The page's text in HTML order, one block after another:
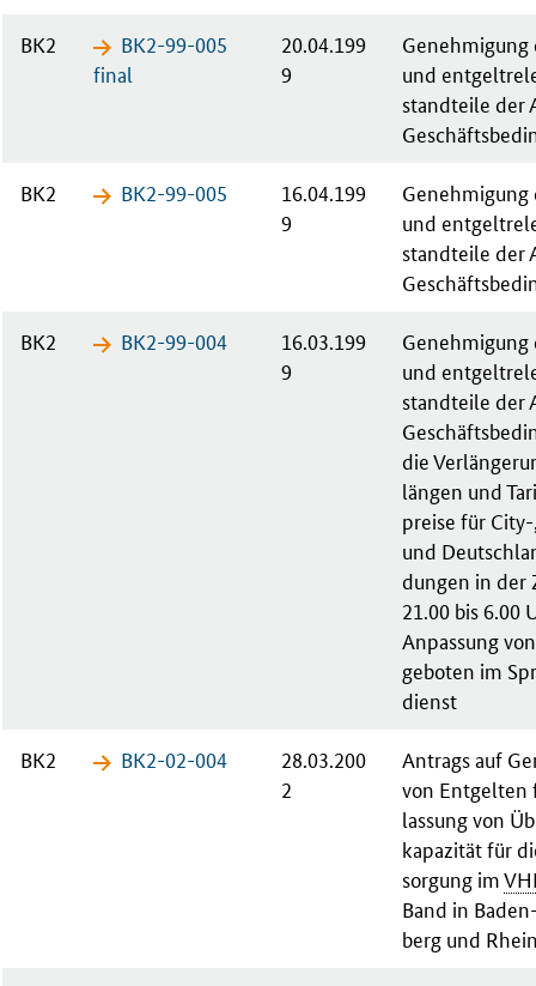
BK2
BK2-99-​005
fi­nal
20.04.199
9
und
stand­tei­le der
BK2 BK2-99-​005
16.04.199
9
und
stand­tei­le der
BK2 BK2-99-​004
16.03.199
9
und
stand­tei­le der
die
län­gen und
prei­se für
und
dun­gen in der
21.00 bis 6.00
An­pas­sung
ge­bo­ten im
dienst
BK2 BK2-02-​004
28.03.200
2
An­trags auf
von
las­sung von
ka­pa­zi­tät für
sor­gung im
Band in
berg und